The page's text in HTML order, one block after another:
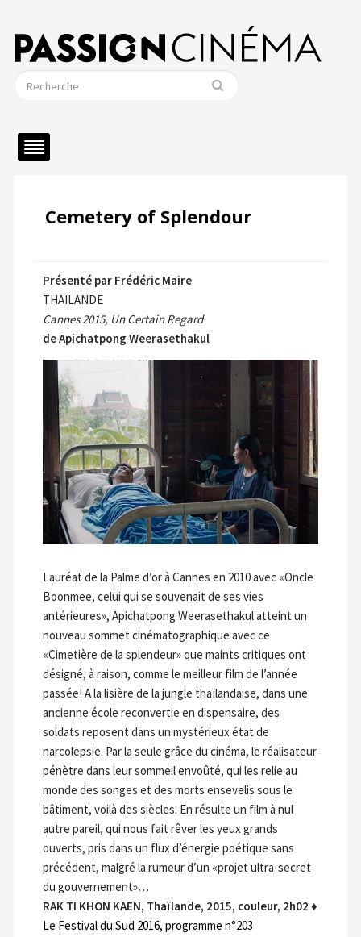
Cemetery of Splendour
Présenté par Frédéric Maire
THAÏLANDE
Cannes 2015, Un Certain Regard
de Apichatpong Weerasethakul
Lauréat de la Palme d’or à Cannes en 2010 avec «Oncle
Boonmee, celui qui se souvenait de ses vies
antérieures», Apichatpong Weerasethakul atteint un
nouveau sommet cinématographique avec ce
«Cimetière de la splendeur» que maints critiques ont
désigné, à raison, comme le meilleur film de l’année
passée! A la lisière de la jungle thaïlandaise, dans une
ancienne école reconvertie en dispensaire, des
soldats reposent dans un mystérieux état de
narcolepsie. Par la seule grâce du cinéma, le réalisateur
pénètre dans leur sommeil envoûté, qui les relie au
monde des songes et des morts ensevelis sous le
bâtiment, voilà des siècles. En résulte un film à nul
autre pareil, qui nous fait rêver les yeux grands
ouverts, pris dans un flux d’énergie poétique sans
précédent, malgré la rumeur d’un «projet ultra-secret
du gouvernement»…
RAK TI KHON KAEN, Thaïlande, 2015, couleur, 2h02 ♦
Le Festival du Sud 2016, programme n°203